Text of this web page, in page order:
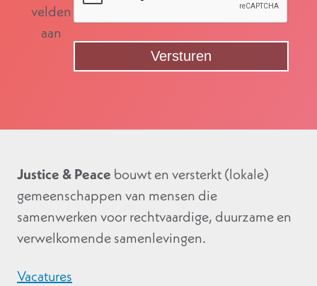
velden
aan
Justice & Peace bouwt en versterkt (lokale)
gemeenschappen van mensen die
samenwerken voor rechtvaardige, duurzame en
verwelkomende samenlevingen.
Vacatures